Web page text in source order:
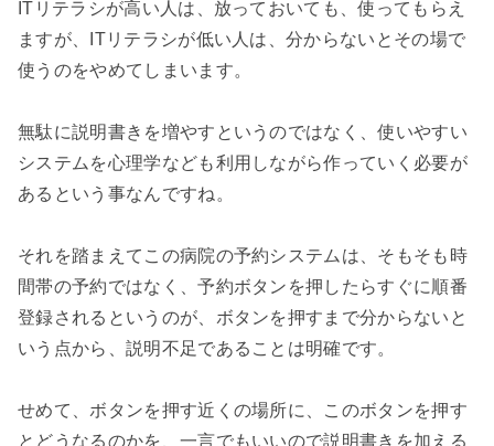
ITリテラシが高い人は、放っておいても、使ってもらえ
ますが、ITリテラシが低い人は、分からないとその場で
使うのをやめてしまいます。
無駄に説明書きを増やすというのではなく、使いやすい
システムを心理学なども利用しながら作っていく必要が
あるという事なんですね。
それを踏まえてこの病院の予約システムは、そもそも時
間帯の予約ではなく、予約ボタンを押したらすぐに順番
登録されるというのが、ボタンを押すまで分からないと
いう点から、説明不足であることは明確です。
せめて、ボタンを押す近くの場所に、このボタンを押す
とどうなるのかを、一言でもいいので説明書きを加える